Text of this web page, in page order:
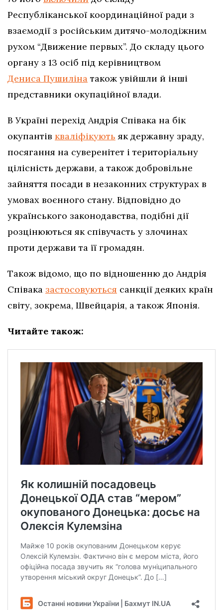
Республіканської координаційної ради з
взаємодії з російським дитячо-молодіжним
рухом “Движение первых”. До складу цього
органу з 13 осіб під керівництвом
Дениса Пушиліна також увійшли й інші
представники окупаційної влади.
В Україні перехід Андрія Співака на бік
окупантів кваліфікують як державну зраду,
посягання на суверенітет і територіальну
цілісність держави, а також добровільне
зайняття посади в незаконних структурах в
умовах воєнного стану. Відповідно до
українського законодавства, подібні дії
розцінюються як співучасть у злочинах
проти держави та її громадян.
Також відомо, що по відношенню до Андрія
Співака застосовуються санкції деяких країн
світу, зокрема, Швейцарія, а також Японія.
Читайте також: